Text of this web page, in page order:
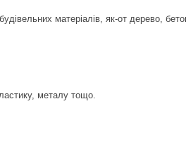
матеріалів, як-от дерево,
металу тощо.